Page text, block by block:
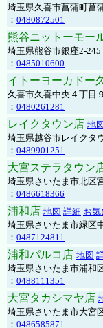
埼玉県久喜市菖蒲町菖
： 0480872501
熊谷ニットーモー
埼玉県熊谷市銀座2-
： 0485010600
イトーヨーカドー
久喜市久喜中央４丁目
： 0480261281
レイクタウン店 地図
埼玉県越谷市レイクタ
： 0489901251
大宮ステラタウン
埼玉県さいたま市北区
： 0486618366
浦和店 地図 詳細 お
埼玉県さいたま市緑区
： 0487124811
浦和パルコ店 地図
埼玉県さいたま市浦和
： 0488111351
大宮タカシマヤ店
埼玉県さいたま市大宮
： 0486585871